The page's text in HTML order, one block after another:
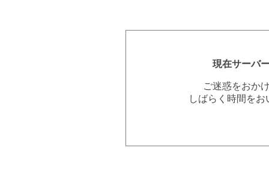
現在サーバ
ご迷惑をおか
しばらく時間を